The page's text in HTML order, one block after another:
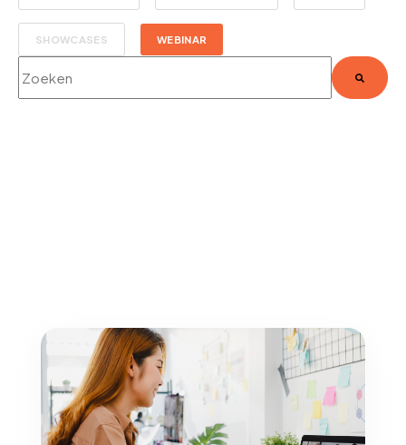
SHOWCASES WEBINAR
Dit is een zoekveld waaraan een functie voor automatische